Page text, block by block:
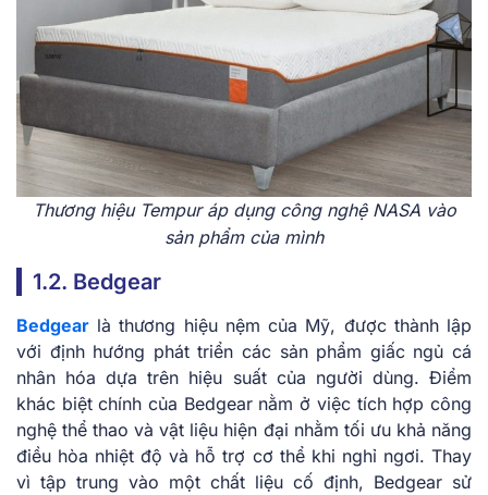
Thương hiệu Tempur áp dụng công nghệ NASA vào
sản phẩm của mình
1.2. Bedgear
Bedgear là thương hiệu nệm của Mỹ, được thành lập
với định hướng phát triển các sản phẩm giấc ngủ cá
nhân hóa dựa trên hiệu suất của người dùng. Điểm
khác biệt chính của Bedgear nằm ở việc tích hợp công
nghệ thể thao và vật liệu hiện đại nhằm tối ưu khả năng
điều hòa nhiệt độ và hỗ trợ cơ thể khi nghỉ ngơi. Thay
vì tập trung vào một chất liệu cố định, Bedgear sử